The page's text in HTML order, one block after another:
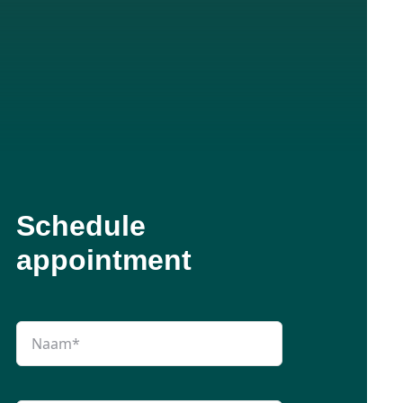
Schedule
appointment